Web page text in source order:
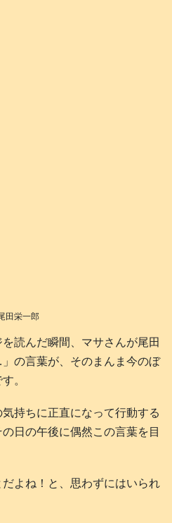
田栄一郎
読んだ瞬間、マサさんが尾田
の言葉が、そのまんま今のぼ
。
持ちに正直になって行動する
日の午後に偶然この言葉を目
よね！と、思わずにはいられ